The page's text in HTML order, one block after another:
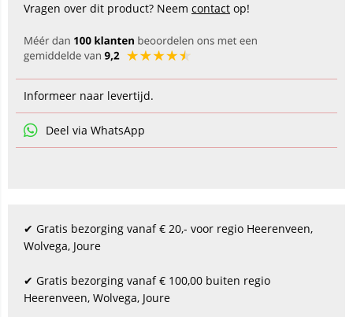
Vragen over dit product? Neem contact op!
Informeer naar levertijd.
Deel via WhatsApp
✔ Gratis bezorging vanaf € 20,- voor regio Heerenveen,
Wolvega, Joure
✔ Gratis bezorging vanaf € 100,00 buiten regio
Heerenveen, Wolvega, Joure